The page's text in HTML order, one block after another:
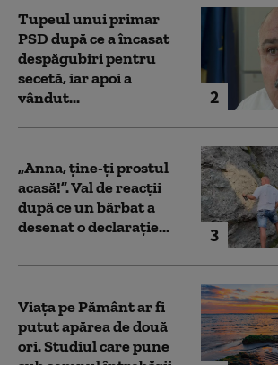
2
Tupeul unui primar
PSD după ce a încasat
despăgubiri pentru
secetă, iar apoi a
vândut...
3
„Anna, ţine-ţi prostul
acasă!”. Val de reacții
după ce un bărbat a
desenat o declarație...
Viața pe Pământ ar fi
putut apărea de două
ori. Studiul care pune